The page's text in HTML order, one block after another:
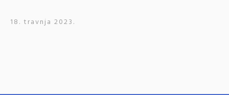
18. travnja 2023.